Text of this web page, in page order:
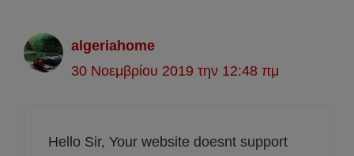
algeriahome
30 Νοεμβρίου 2019 την 12:48 πμ
Hello Sir, Your website doesnt support